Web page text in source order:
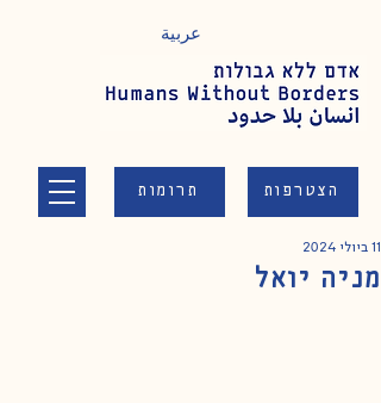
תרומות הצטרפות
عربية
מניה יואל
11 ביולי 2024